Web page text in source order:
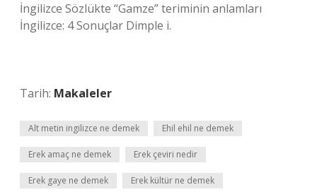
İngilizce Sözlükte “Gamze” teriminin anlamları
İngilizce: 4 Sonuçlar Dimple i.
Tarih: Makaleler
Alt metin ingilizce ne demek Ehil ehil ne demek
Erek amaç ne demek Erek çeviri nedir
Erek gaye ne demek Erek kültür ne demek